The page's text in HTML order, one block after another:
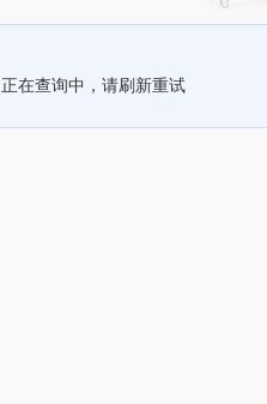
正在查询中，请刷新重试